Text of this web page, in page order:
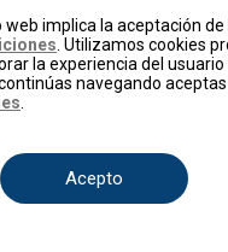
web implica la aceptación de
. Utilizamos cookies
la experiencia del usuario
navegando aceptas
Acepto